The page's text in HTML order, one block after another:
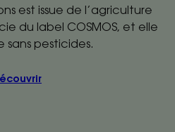
est issue de l’agriculture
du label COSMOS, et elle
sans pesticides.